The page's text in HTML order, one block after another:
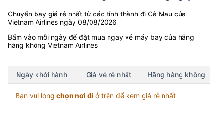
Chuyến bay giá rẻ nhất từ các tỉnh thành đi Cà Mau của
Vietnam Airlines ngày 08/08/2026
Bấm vào mỗi ngày để đặt mua ngay vé máy bay của hãng
hàng không Vietnam Airlines
Ngày khởi hành Giá vé rẻ nhất Hãng hàng không
Bạn vui lòng chọn nơi đi ở trên để xem giá rẻ nhất